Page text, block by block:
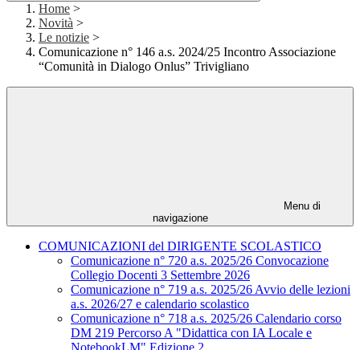
Home >
Novità >
Le notizie >
Comunicazione n° 146 a.s. 2024/25 Incontro Associazione
“Comunità in Dialogo Onlus” Trivigliano
Menu di
navigazione
COMUNICAZIONI del DIRIGENTE SCOLASTICO
Comunicazione n° 720 a.s. 2025/26 Convocazione
Collegio Docenti 3 Settembre 2026
Comunicazione n° 719 a.s. 2025/26 Avvio delle lezioni
a.s. 2026/27 e calendario scolastico
Comunicazione n° 718 a.s. 2025/26 Calendario corso
DM 219 Percorso A "Didattica con IA Locale e